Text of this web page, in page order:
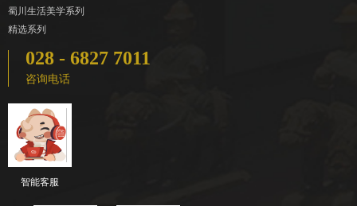
蜀川生活美学系列
精选系列
028 - 6827 7011
咨询电话
智能客服